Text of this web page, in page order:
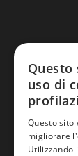
uso di
Questo sito
migliorare
Utilizzando